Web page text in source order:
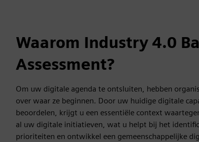
Waarom Industry 4.0
Assessment?
Om uw digitale agenda te ontsluiten, hebben
over waar ze beginnen. Door uw huidige digitale
beoordelen, krijgt u een essentiële context
al uw digitale initiatieven, wat u helpt bij het
prioriteiten en ontwikkel een gemeenschappelijke